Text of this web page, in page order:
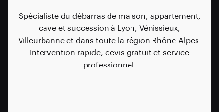
Spécialiste du débarras de maison, appartement,
cave et succession à Lyon, Vénissieux,
Villeurbanne et dans toute la région Rhône-Alpes.
Intervention rapide, devis gratuit et service
professionnel.